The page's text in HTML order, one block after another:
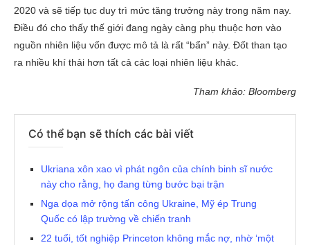
2020 và sẽ tiếp tục duy trì mức tăng trưởng này trong năm nay.
Điều đó cho thấy thế giới đang ngày càng phụ thuộc hơn vào
nguồn nhiên liệu vốn được mô tả là rất “bẩn” này. Đốt than tạo
ra nhiều khí thải hơn tất cả các loại nhiên liệu khác.
Tham khảo: Bloomberg
Có thể bạn sẽ thích các bài viết
Ukriana xôn xao vì phát ngôn của chính binh sĩ nước
này cho rằng, họ đang từng bước bại trận
Nga dọa mở rộng tấn công Ukraine, Mỹ ép Trung
Quốc có lập trường về chiến tranh
22 tuổi, tốt nghiệp Princeton không mắc nợ, nhờ ‘một